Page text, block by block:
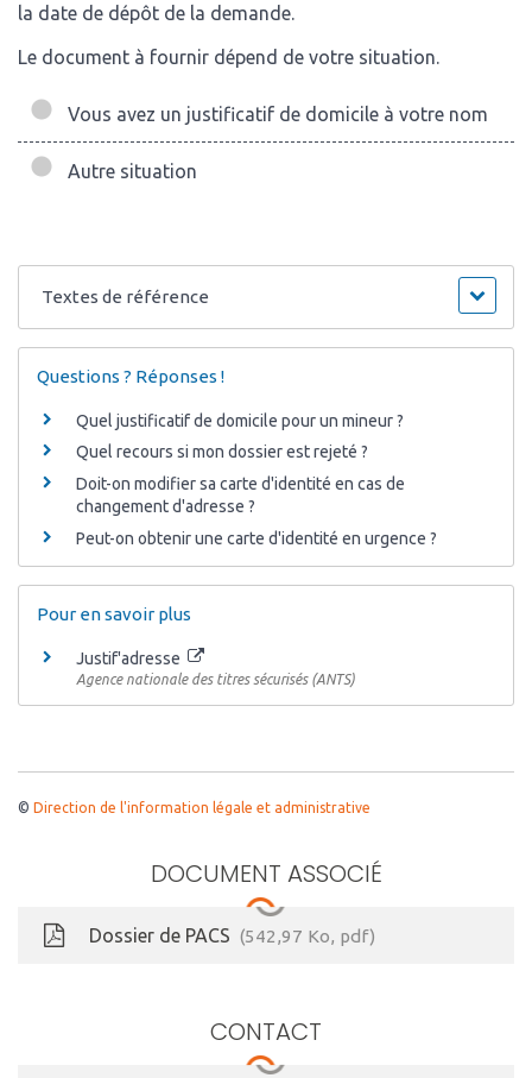
la date de dépôt de la demande.
Le document à fournir dépend de votre situation.
Vous avez un justificatif de domicile à votre nom
Autre situation
Textes de référence
Questions ? Réponses !
Quel justificatif de domicile pour un mineur ?
Quel recours si mon dossier est rejeté ?
Doit-on modifier sa carte d'identité en cas de
changement d'adresse ?
Peut-on obtenir une carte d'identité en urgence ?
Pour en savoir plus
Justif'adresse
Agence nationale des titres sécurisés (ANTS)
© Direction de l'information légale et administrative
DOCUMENT ASSOCIÉ
Dossier de PACS 542,97 Ko, pdf
CONTACT